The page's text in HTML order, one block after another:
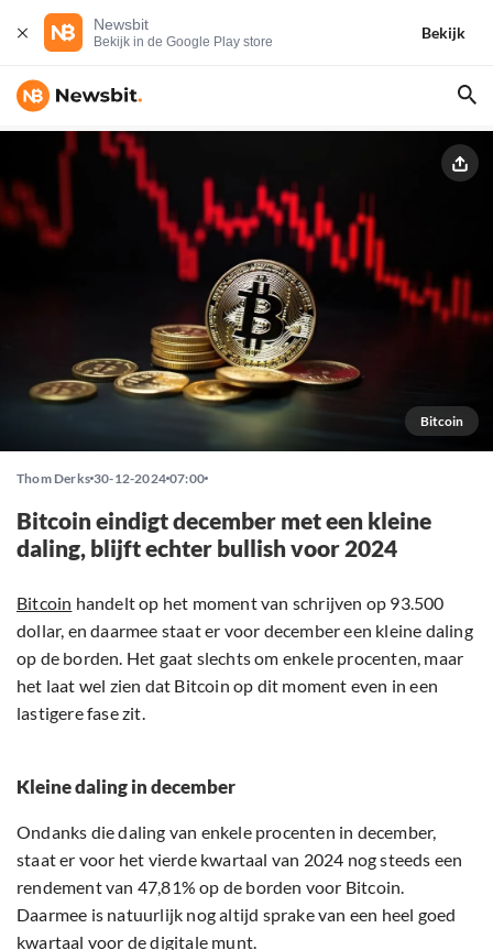
Newsbit
Bekijk in de Google Play store
Bekijk
Bitcoin
Thom Derks 30-12-2024 07:00
Bitcoin eindigt december met een kleine
daling, blijft echter bullish voor 2024
Bitcoin handelt op het moment van schrijven op 93.500
dollar, en daarmee staat er voor december een kleine daling
op de borden. Het gaat slechts om enkele procenten, maar
het laat wel zien dat Bitcoin op dit moment even in een
lastigere fase zit.
Kleine daling in december
Ondanks die daling van enkele procenten in december,
staat er voor het vierde kwartaal van 2024 nog steeds een
rendement van 47,81% op de borden voor Bitcoin.
Daarmee is natuurlijk nog altijd sprake van een heel goed
kwartaal voor de digitale munt.